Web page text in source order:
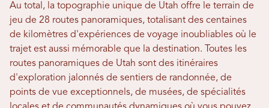
Au total, la topographie unique de Utah offre le terrain de
jeu de 28 routes panoramiques, totalisant des centaines
de kilomètres d'expériences de voyage inoubliables où le
trajet est aussi mémorable que la destination. Toutes les
routes panoramiques de Utah sont des itinéraires
d'exploration jalonnés de sentiers de randonnée, de
points de vue exceptionnels, de musées, de spécialités